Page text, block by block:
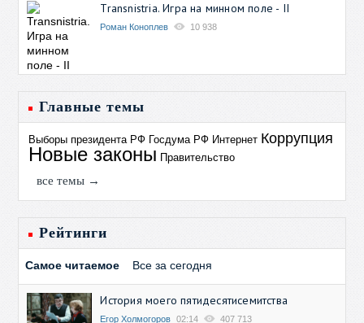
Transnistria. Игра на минном поле - II
Роман Коноплев 10 938
Главные темы
Выборы президента РФ Госдума РФ Интернет Коррупция
Новые законы Правительство
все темы →
Рейтинги
Самое читаемое Все за сегодня
История моего пятидесятисемитства
Егор Холмогоров 02:14 407 713